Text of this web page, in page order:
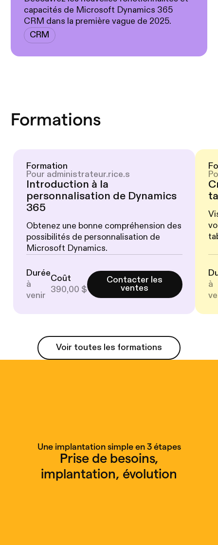
capacités de Microsoft Dynamics 365
CRM dans la première vague de 2025.
CRM
Formations
Formation
Pour administrateur.rice.s
Introduction à la
personnalisation de Dynamics
365
Obtenez une bonne compréhension des
possibilités de personnalisation de
Microsoft Dynamics.
Durée
à
venir
Coût
390,00 $
Contacter les
ventes
à
Voir toutes les formations
Une implantation simple en 3 étapes
Prise de besoins,
implantation, évolution